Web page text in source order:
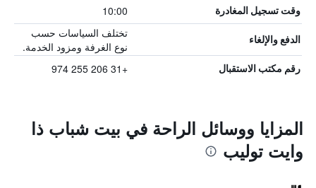
وقت تسجيل المغادرة 10:00
الدفع والإلغاء
تختلف السياسات حسب
نوع الغرفة ومزود الخدمة.
رقم مكتب الاستقبال +31 206 255 974
المزايا ووسائل الراحة في بيت شباب ذا
وايت توليب